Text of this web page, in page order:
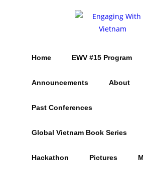
Home EWV #15 Program
Announcements About
Past Conferences
Global Vietnam Book Series
Hackathon Pictures